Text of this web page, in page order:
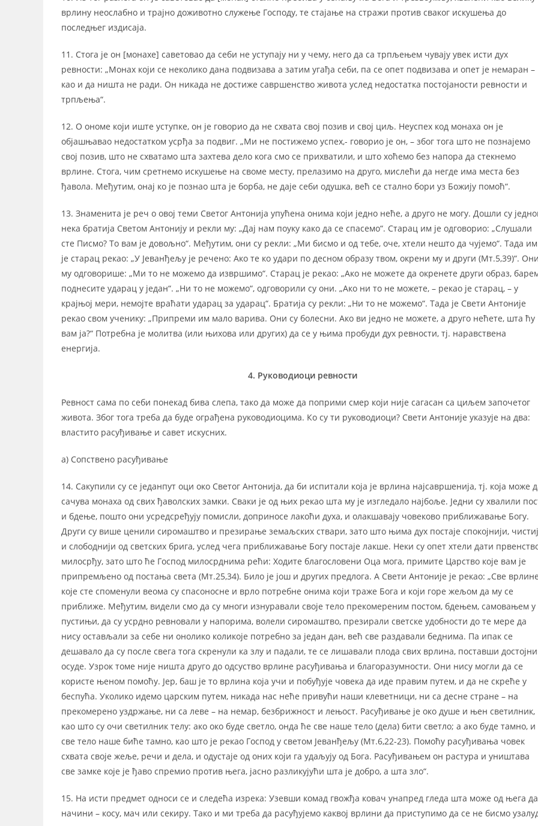
врлину неослабно и трајно доживотно служење Господу, те стајање на стражи против сваког искушења до
последњег издисаја.
11. Стога је он [монахе] саветовао да себи не уступају ни у чему, него да са трпљењем чувају увек исти дух
ревности: „Монах који се неколико дана подвизава а затим угађа себи, па се опет подвизава и опет је немаран –
као и да ништа не ради. Он никада не достиже савршенство живота услед недостатка постојаности ревности и
трпљења“.
12. О ономе који иште уступке, он је говорио да не схвата свој позив и свој циљ. Неуспех код монаха он је
објашњавао недостатком усрђа за подвиг. „Ми не постижемо успех,- говорио је он, – због тога што не познајемо
свој позив, што не схватамо шта захтева дело кога смо се прихватили, и што хоћемо без напора да стекнемо
врлине. Стога, чим сретнемо искушење на своме месту, прелазимо на друго, мислећи да негде има места без
ђавола. Међутим, онај ко је познао шта је борба, не даје себи одушка, већ се стално бори уз Божију помоћ“.
13. Знаменита је реч о овој теми Светог Антонија упућена онима који једно неће, а друго не могу. Дошли су
нека братија Светом Антонију и рекли му: „Дај нам поуку како да се спасемо“. Старац им је одговорио: „Слушали
сте Писмо? То вам је довољно“. Међутим, они су рекли: „Ми бисмо и од тебе, оче, хтели нешто да чујемо“. Тада им
је старац рекао: „У Јеванђељу је речено: Ако те ко удари по десном образу твом, окрени му и други (Мт.5,39)“.
му одговорише: „Ми то не можемо да извршимо“. Старац је рекао: „Ако не можете да окренете други образ,
поднесите ударац у један“. „Ни то не можемо“, одговорили су они. „Ако ни то не можете, – рекао је старац, – у
крајњој мери, немојте враћати ударац за ударац“. Братија су рекли: „Ни то не можемо“. Тада је Свети Антоније
рекао свом ученику: „Припреми им мало варива. Они су болесни. Ако ви једно не можете, а друго нећете, шта ћу
вам ја?“ Потребна је молитва (или њихова или других) да се у њима пробуди дух ревности, тј. наравствена
енергија.
4. Руководиоци ревности
Ревност сама по себи понекад бива слепа, тако да може да поприми смер који није сагасан са циљем започетог
живота. Због тога треба да буде ограђена руководиоцима. Ко су ти руководиоци? Свети Антоније указује на два:
властито расуђивање и савет искусних.
а) Сопствено расуђивање
14. Сакупили су се једанпут оци око Светог Антонија, да би испитали која је врлина најсавршенија, тј. која може
сачува монаха од свих ђаволских замки. Сваки је од њих рекао шта му је изгледало најбоље. Једни су хвалили
и бдење, пошто они усредсређују помисли, доприносе лакоћи духа, и олакшавају човеково приближавање Богу.
Други су више ценили сиромаштво и презирање земаљских ствари, зато што њима дух постаје спокојнији,
и слободнији од светских брига, услед чега приближавање Богу постаје лакше. Неки су опет хтели дати
милосрђу, зато што ће Господ милосрднима рећи: Ходите благословени Оца мога, примите Царство које вам је
припремљено од постања света (Мт.25,34). Било је још и других предлога. А Свети Антоније је рекао: „Све
које сте споменули веома су спасоносне и врло потребне онима који траже Бога и који горе жељом да му се
приближе. Међутим, видели смо да су многи изнуравали своје тело прекомереним постом, бдењем, самовањем у
пустињи, да су усрдно ревновали у напорима, волели сиромаштво, презирали светске удобности до те мере да
нису остављали за себе ни онолико коликоје потребно за један дан, већ све раздавали беднима. Па ипак се
дешавало да су после свега тога скренули ка злу и падали, те се лишавали плода свих врлина, поставши достојни
осуде. Узрок томе није ништа друго до одсуство врлине расуђивања и благоразумности. Они нису могли да се
користе њеном помоћу. Јер, баш је то врлина која учи и побуђује човека да иде правим путем, и да не скреће у
беспућа. Уколико идемо царским путем, никада нас неће привући наши клеветници, ни са десне стране – на
прекомерено уздржање, ни са леве – на немар, безбрижност и лењост. Расуђивање је око душе и њен светилник,
као што су очи светилник телу: ако око буде светло, онда ће све наше тело (дела) бити светло; а ако буде тамно, и
све тело наше биће тамно, као што је рекао Господ у светом Јеванђељу (Мт.6,22-23). Помоћу расуђивања човек
схвата своје жеље, речи и дела, и одустаје од оних који га удаљују од Бога. Расуђивањем он растура и уништава
све замке које је ђаво спремио против њега, јасно разликујући шта је добро, а шта зло“.
15. На исти предмет односи се и следећа изрека: Узевши комад гвожђа ковач унапред гледа шта може од њега да
начини – косу, мач или секиру. Тако и ми треба да расуђујемо каквој врлини да приступимо да се не бисмо